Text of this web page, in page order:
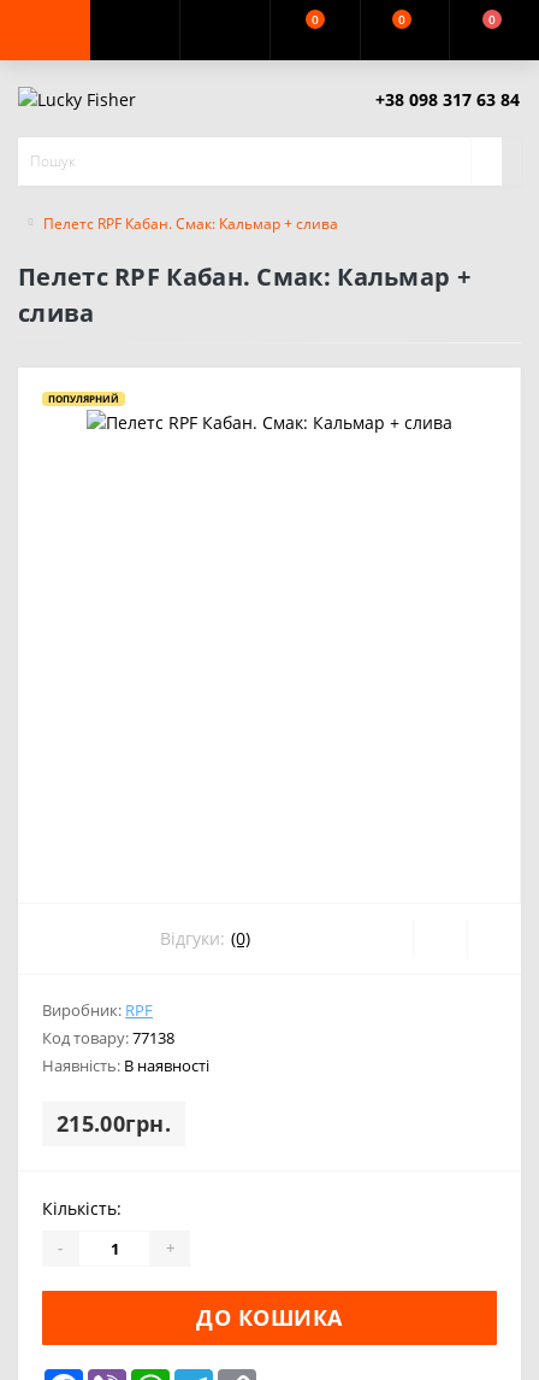
0 0 0
+38 098 317 63 84
Пелетс RPF Кабан. Смак: Кальмар + слива
Пелетс RPF Кабан. Смак: Кальмар +
слива
ПОПУЛЯРНИЙ
Відгуки: (0)
Виробник: RPF
Код товару:77138
Наявність: В наявності
215.00грн.
Кількість:
- +
ДО КОШИКА